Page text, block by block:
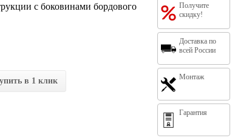
Получите
скидку!
Доставка по
всей России
Монтаж
Гарантия
с боковинами бордового
в 1 клик